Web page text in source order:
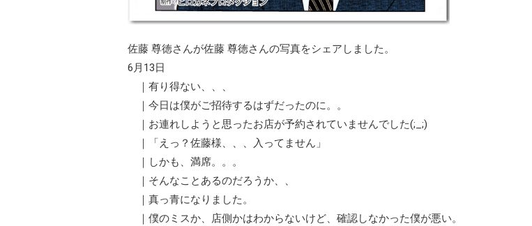
佐藤 尊徳さんが佐藤 尊徳さんの写真をシェアしました。
6月13日
｜有り得ない、、、
｜今日は僕がご招待するはずだったのに。。
｜お連れしようと思ったお店が予約されていませんでした(;_;)
｜「えっ？佐藤様、、、入ってません」
｜しかも、満席。。。
｜そんなことあるのだろうか、、
｜真っ青になりました。
｜僕のミスか、店側かはわからないけど、確認しなかった僕が悪い。